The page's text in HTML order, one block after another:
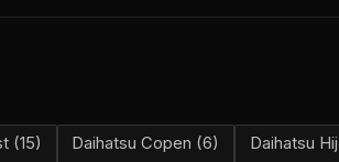
(15) Daihatsu Copen (6) Daihatsu